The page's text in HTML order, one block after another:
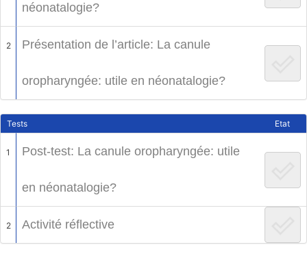
néonatalogie?
2 Présentation de l’article: La canule
oropharyngée: utile en néonatalogie?
Tests Etat
1 Post-test: La canule oropharyngée: utile
en néonatalogie?
2 Activité réflective